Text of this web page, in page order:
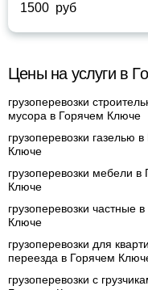
1500 руб
Цены на услуги в
грузоперевозки
мусора в Горячем Ключе
грузоперевозки газелью
Ключе
грузоперевозки мебели в
Ключе
грузоперевозки частные
Ключе
грузоперевозки для
переезда в Горячем
грузоперевозки с